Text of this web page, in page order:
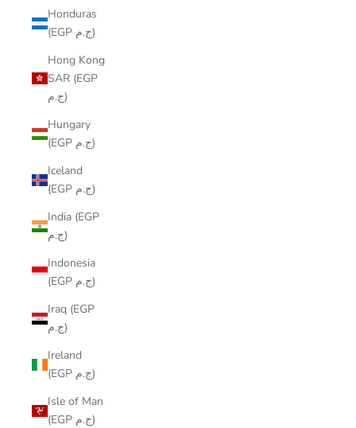
Honduras
(EGP ج.م)
Hong Kong
SAR (EGP
ج.م)
Hungary
(EGP ج.م)
Iceland
(EGP ج.م)
India (EGP
ج.م)
Indonesia
(EGP ج.م)
Iraq (EGP
ج.م)
Ireland
(EGP ج.م)
Isle of Man
(EGP ج.م)